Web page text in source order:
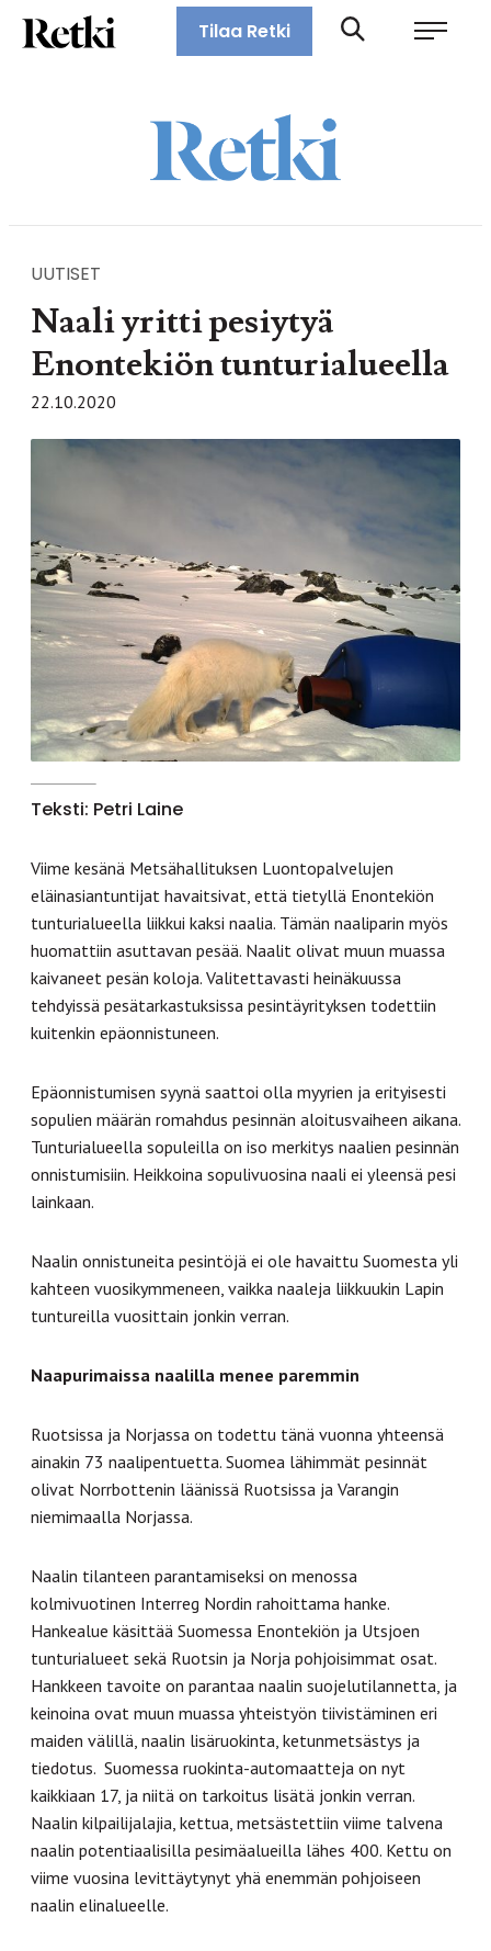
Siirry
suoraan
Retki-lehti
Tilaa Retki
UUTISET
Naali yritti pesiytyä
Enontekiön tunturialueella
22.10.2020
Teksti: Petri Laine
Viime kesänä Metsähallituksen Luontopalvelujen
eläinasiantuntijat havaitsivat, että tietyllä Enontekiön
tunturialueella liikkui kaksi naalia. Tämän naaliparin myös
huomattiin asuttavan pesää. Naalit olivat muun muassa
kaivaneet pesän koloja. Valitettavasti heinäkuussa
tehdyissä pesätarkastuksissa pesintäyrityksen todettiin
kuitenkin epäonnistuneen.
Epäonnistumisen syynä saattoi olla myyrien ja erityisesti
sopulien määrän romahdus pesinnän aloitusvaiheen aikana.
Tunturialueella sopuleilla on iso merkitys naalien pesinnän
onnistumisiin. Heikkoina sopulivuosina naali ei yleensä pesi
lainkaan.
Naalin onnistuneita pesintöjä ei ole havaittu Suomesta yli
kahteen vuosikymmeneen, vaikka naaleja liikkuukin Lapin
tuntureilla vuosittain jonkin verran.
Naapurimaissa naalilla menee paremmin
Ruotsissa ja Norjassa on todettu tänä vuonna yhteensä
ainakin 73 naalipentuetta. Suomea lähimmät pesinnät
olivat Norrbottenin läänissä Ruotsissa ja Varangin
niemimaalla Norjassa.
Naalin tilanteen parantamiseksi on menossa
kolmivuotinen Interreg Nordin rahoittama hanke.
Hankealue käsittää Suomessa Enontekiön ja Utsjoen
tunturialueet sekä Ruotsin ja Norja pohjoisimmat osat.
Hankkeen tavoite on parantaa naalin suojelutilannetta, ja
keinoina ovat muun muassa yhteistyön tiivistäminen eri
maiden välillä, naalin lisäruokinta, ketunmetsästys ja
tiedotus. Suomessa ruokinta-automaatteja on nyt
kaikkiaan 17, ja niitä on tarkoitus lisätä jonkin verran.
Naalin kilpailijalajia, kettua, metsästettiin viime talvena
naalin potentiaalisilla pesimäalueilla lähes 400. Kettu on
viime vuosina levittäytynyt yhä enemmän pohjoiseen
naalin elinalueelle.